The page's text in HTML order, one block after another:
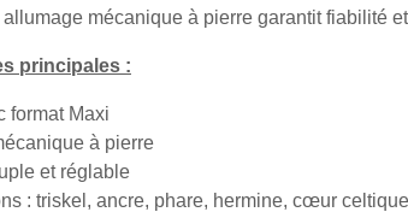
mécanique à pierre garantit fiabilité
principales :
format Maxi
à pierre
et réglable
: triskel, ancre, phare, hermine, cœur celtique